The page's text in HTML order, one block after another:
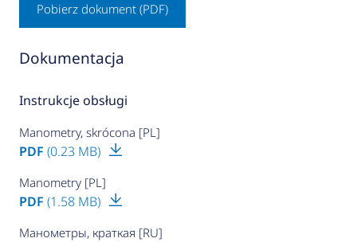
Pobierz dokument (PDF)
Dokumentacja
Instrukcje obsługi
Manometry, skrócona [PL]
PDF (0.23 MB)
Manometry [PL]
PDF (1.58 MB)
Манометры, краткая [RU]